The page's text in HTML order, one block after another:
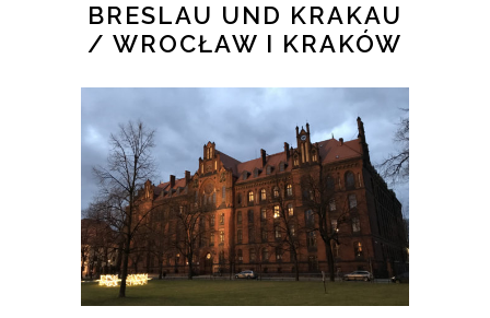
BRESLAU UND KRAKAU
/ WROCŁAW I KRAKÓW